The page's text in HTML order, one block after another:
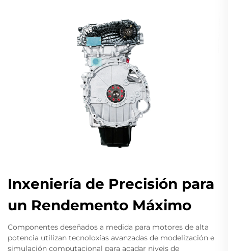
Inxeniería de Precisión para
un Rendemento Máximo
Componentes deseñados a medida para motores de alta
potencia utilizan tecnoloxías avanzadas de modelización e
simulación computacional para acadar niveis de